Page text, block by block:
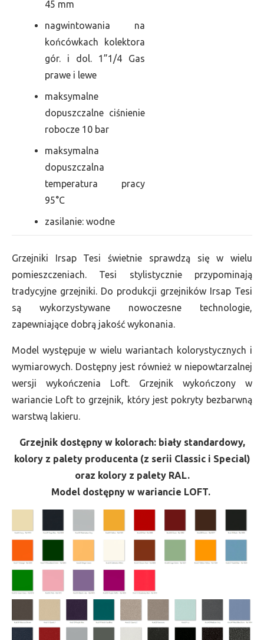
45 mm
nagwintowania na
końcówkach kolektora
gór. i dol. 1”1/4 Gas
prawe i lewe
maksymalne
dopuszczalne ciśnienie
robocze 10 bar
maksymalna
dopuszczalna
temperatura pracy
95°C
zasilanie: wodne
Grzejniki Irsap Tesi świetnie sprawdzą się w wielu
pomieszczeniach. Tesi stylistycznie przypominają
tradycyjne grzejniki. Do produkcji grzejników Irsap Tesi
są wykorzystywane nowoczesne technologie,
zapewniające dobrą jakość wykonania.
Model występuje w wielu wariantach kolorystycznych i
wymiarowych. Dostępny jest również w niepowtarzalnej
wersji wykończenia Loft. Grzejnik wykończony w
wariancie Loft to grzejnik, który jest pokryty bezbarwną
warstwą lakieru.
Grzejnik dostępny w kolorach: biały standardowy,
kolory z palety producenta (z serii Classic i Special)
oraz kolory z palety RAL.
Model dostępny w wariancie LOFT.